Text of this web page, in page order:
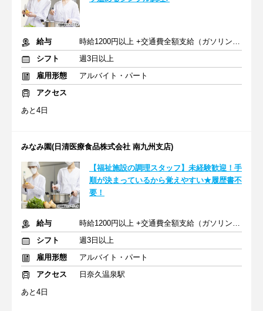
給与
時給1200円以上 +交通費全額支給（ガソリン代も支給）
シフト
週3日以上
雇用形態
アルバイト・パート
アクセス
あと4日
みなみ園(日清医療食品株式会社 南九州支店)
【福祉施設の調理スタッフ】未経験歓迎！手
順が決まっているから覚えやすい★履歴書不
要！
給与
時給1200円以上 +交通費全額支給（ガソリン代も支給）
シフト
週3日以上
雇用形態
アルバイト・パート
アクセス
日奈久温泉駅
あと4日